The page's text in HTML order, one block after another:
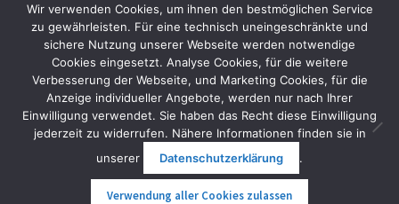
© FunShop Wien - Hochqualitative Elektromobilität 2026
Datenschutzerklärung
Erstellt mit WooCommerce
Wir verwenden Cookies, um ihnen den bestmöglichen Service
zu gewährleisten. Für eine technisch uneingeschränkte und
sichere Nutzung unserer Webseite werden notwendige
Cookies eingesetzt. Analyse Cookies, für die weitere
Verbesserung der Webseite, und Marketing Cookies, für die
Anzeige individueller Angebote, werden nur nach Ihrer
Einwilligung verwendet. Sie haben das Recht diese Einwilligung
jederzeit zu widerrufen. Nähere Informationen finden sie in
unserer
Datenschutzerklärung .
Verwendung aller Cookies zulassen